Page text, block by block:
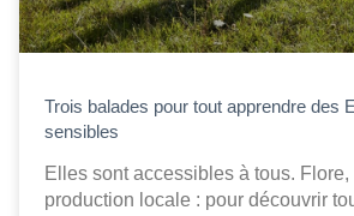
Trois balades pour tout apprendre des
sensibles
Elles sont accessibles à tous.
production locale : pour découvrir